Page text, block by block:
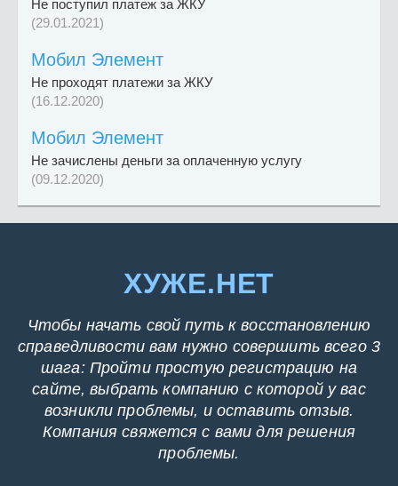
Не поступил платеж за ЖКУ
(29.01.2021)
Мобил Элемент
Не проходят платежи за ЖКУ
(16.12.2020)
Мобил Элемент
Не зачислены деньги за оплаченную услугу
(09.12.2020)
ХУЖЕ.НЕТ
Чтобы начать свой путь к восстановлению
справедливости вам нужно совершить всего 3
шага: Пройти простую регистрацию на
сайте, выбрать компанию с которой у вас
возникли проблемы, и оставить отзыв.
Компания свяжется с вами для решения
проблемы.